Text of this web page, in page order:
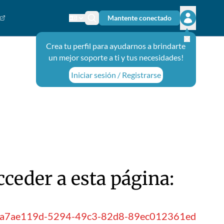
Cambiar el idioma
Ícono de búsqueda
Mantente conectado
Abrir el
Crea tu perfil para ayudarnos a brindarte
un mejor soporte a ti y tus necesidades!
Iniciar sesión / Registrarse
a esta página:
5294-49c3-82d8-89ec012361ed